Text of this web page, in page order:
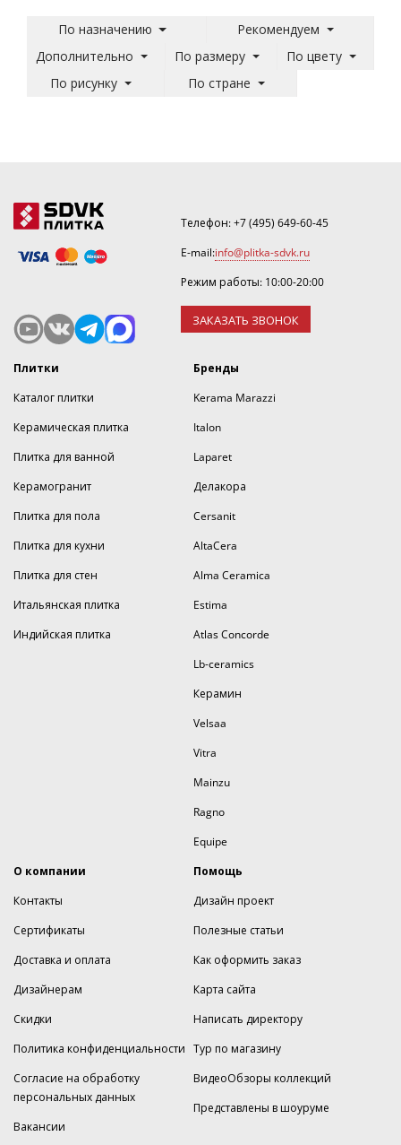
По назначению
Рекомендуем
Дополнительно
По размеру
По цвету
По рисунку
По стране
Телефон:+7 (495) 649-60-45
E-mail:info@plitka-sdvk.ru
Режим работы: 10:00-20:00
ЗАКАЗАТЬ ЗВОНОК
Плитки
Каталог плитки
Керамическая плитка
Плитка для ванной
Керамогранит
Плитка для пола
Плитка для кухни
Плитка для стен
Итальянская плитка
Индийская плитка
Бренды
Kerama Marazzi
Italon
Laparet
Делакора
Cersanit
AltaCera
Alma Ceramica
Estima
Atlas Concorde
Lb-ceramics
Керамин
Velsaa
Vitra
Mainzu
Ragno
Equipe
О компании
Контакты
Сертификаты
Доставка и оплата
Дизайнерам
Скидки
Политика конфиденциальности
Согласие на обработку
персональных данных
Вакансии
Помощь
Дизайн проект
Полезные статьи
Как оформить заказ
Карта сайта
Написать директору
Тур по магазину
ВидеоОбзоры коллекций
Представлены в шоуруме